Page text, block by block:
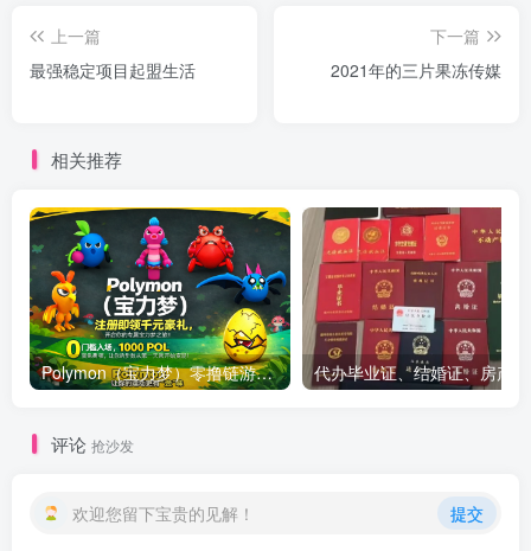
上一篇
最强稳定项目起盟生活
下一篇
2021年的三片果冻传媒
相关推荐
Polymon（宝力梦）零撸链游天花板，稳定收益，轻松变现，今日全球首发！
评论 抢沙发
欢迎您留下宝贵的见解！ 提交